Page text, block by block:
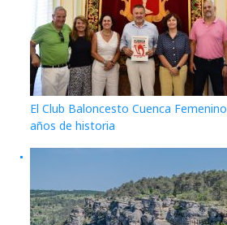
El Club Baloncesto Cuenca
años de historia